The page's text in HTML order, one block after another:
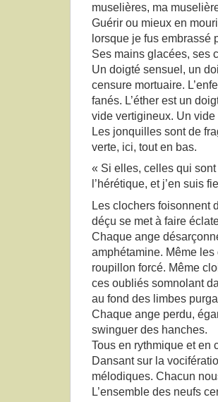
muselières, ma
Guérir ou mieux en
lorsque je fus embrassé
Ses mains glacées, ses
Un doigté sensuel, un
censure mortuaire.
fanés. L’éther est un
vide vertigineux. Un
Les jonquilles sont de
verte, ici, tout en bas.
« Si elles, celles qui
l’hérétique, et j’en suis
Les clochers foisonnent
déçu se met à faire
Chaque ange
amphétamine. Même
roupillon forcé. Même
ces oubliés somnolant
au fond des limbes
Chaque ange perdu,
swinguer des hanches.
Tous en rythmique et en
Dansant sur la
mélodiques. Chacun
L’ensemble des neufs